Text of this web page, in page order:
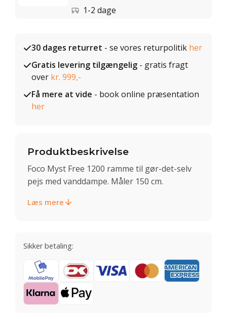
1-2 dage
30 dages returret - se vores returpolitik her
Gratis levering tilgængelig - gratis fragt
over kr. 999,-
Få mere at vide - book online præsentation
her
Produktbeskrivelse
Foco Myst Free 1200 ramme til gør-det-selv
pejs med vanddampe. Måler 150 cm.
Læs mere
Sikker betaling: